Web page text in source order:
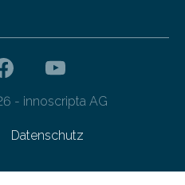
- innoscripta AG
Datenschutz